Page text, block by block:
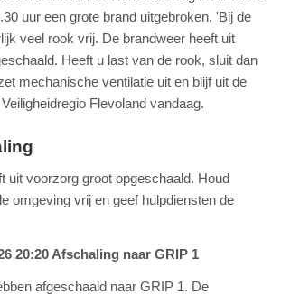
uur een grote brand uitgebroken. 'Bij de
veel rook vrij. De brandweer heeft uit
Heeft u last van de rook, sluit dan
mechanische ventilatie uit en blijf uit de
Flevoland vandaag.
uit voorzorg groot opgeschaald. Houd
omgeving vrij en geef hulpdiensten de
20:20 Afschaling naar GRIP 1
afgeschaald naar GRIP 1. De